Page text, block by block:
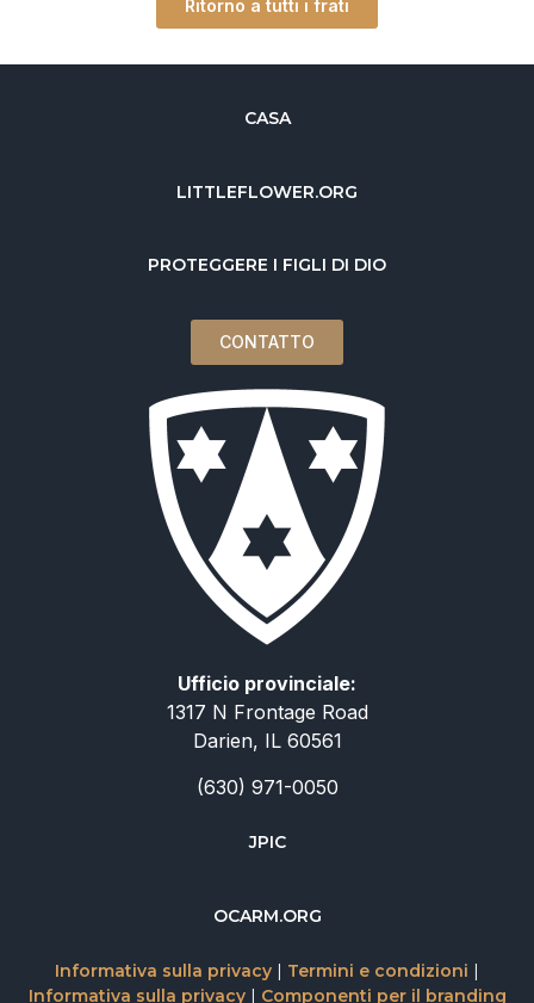
Ritorno a tutti i frati
CASA
LITTLEFLOWER.ORG
PROTEGGERE I FIGLI DI DIO
CONTATTO
Ufficio provinciale:
1317 N Frontage Road
Darien, IL 60561
(630) 971-0050
JPIC
OCARM.ORG
Informativa sulla privacy | Termini e condizioni |
Informativa sulla privacy| Componenti per il branding
Русский